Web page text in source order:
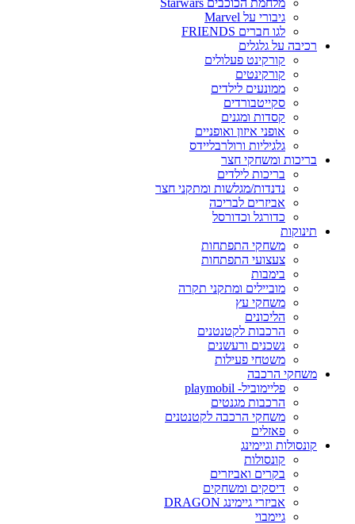
מלחמת הכוכבים Starwars
גיבורי על Marvel
לגו חברים FRIENDS
רכיבה על גלגלים
קורקינט פעלולים
קורקינטים
ממונעים לילדים
סקייטבורדים
קסדות ומגנים
אופני איזון ואופניים
גלגיליות ורולרבליידס
בריכות ומשחקי חצר
בריכות לילדים
נדנדות/מגלשות ומתקני חצר
אביזרים לבריכה
כדורגל וכדורסל
תינוקות
משחקי התפתחות
צעצועי התפתחות
בימבות
מוביילים ומתקני תקרה
משחקי עץ
הליכונים
הרכבות לקטנטנים
נשכנים ורעשנים
משטחי פעילות
משחקי הרכבה
פליימוביל- playmobil
הרכבות מגנטים
משחקי הרכבה לקטנטנים
פאזלים
קונסולות וגיימינג
קונסולות
בקרים ואביזרים
דיסקים ומשחקים
אביזרי גיימינג DRAGON
גיימבוי